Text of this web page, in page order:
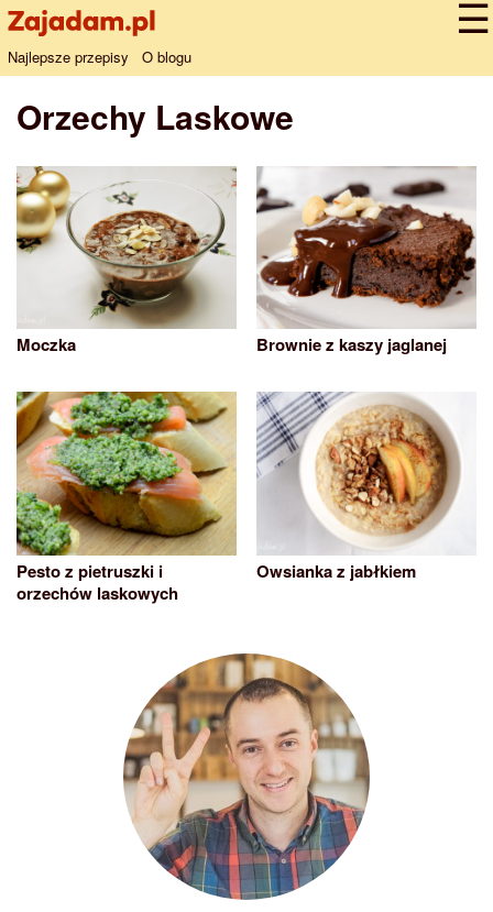
Najlepsze przepisy O blogu
Orzechy Laskowe
Moczka Brownie z kaszy jaglanej
Pesto z pietruszki i
orzechów laskowych
Owsianka z jabłkiem